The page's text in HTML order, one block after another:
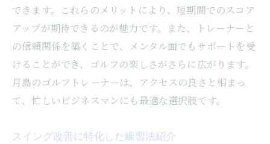
できます。これらのメリットにより、短期間でのスコア
アップが期待できるのが魅力です。また、トレーナーと
の信頼関係を築くことで、メンタル面でもサポートを受
けることができ、ゴルフの楽しさがさらに広がります。
月島のゴルフトレーナーは、アクセスの良さと相まっ
て、忙しいビジネスマンにも最適な選択肢です。
スイング改善に特化した練習法紹介